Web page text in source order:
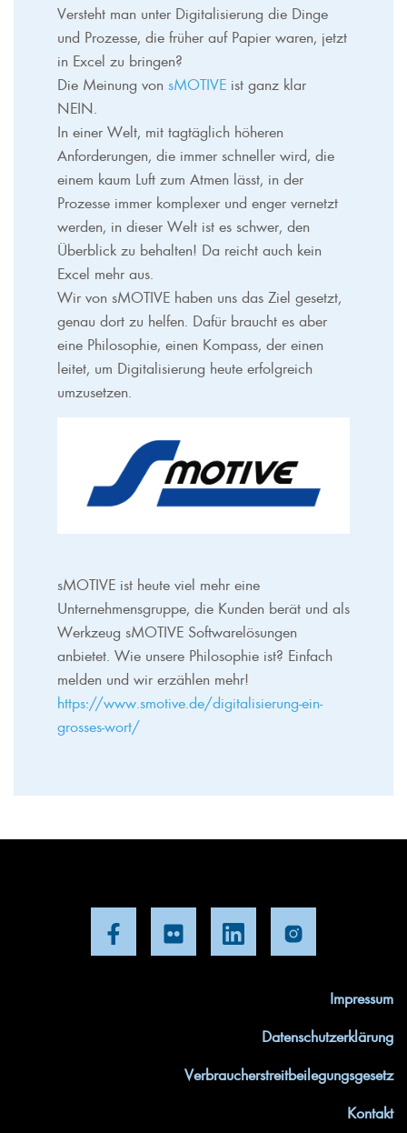
Versteht man unter Digitalisierung die Dinge
und Prozesse, die früher auf Papier waren, jetzt
in Excel zu bringen?
Die Meinung von sMOTIVE ist ganz klar
NEIN.
In einer Welt, mit tagtäglich höheren
Anforderungen, die immer schneller wird, die
einem kaum Luft zum Atmen lässt, in der
Prozesse immer komplexer und enger vernetzt
werden, in dieser Welt ist es schwer, den
Überblick zu behalten! Da reicht auch kein
Excel mehr aus.
Wir von sMOTIVE haben uns das Ziel gesetzt,
genau dort zu helfen. Dafür braucht es aber
eine Philosophie, einen Kompass, der einen
leitet, um Digitalisierung heute erfolgreich
umzusetzen.
sMOTIVE ist heute viel mehr eine
Unternehmensgruppe, die Kunden berät und als
Werkzeug sMOTIVE Softwarelösungen
anbietet. Wie unsere Philosophie ist? Einfach
melden und wir erzählen mehr!
https://www.smotive.de/digitalisierung-ein-
grosses-wort/
Impressum
Datenschutzerklärung
Verbraucherstreitbeilegungsgesetz
Kontakt